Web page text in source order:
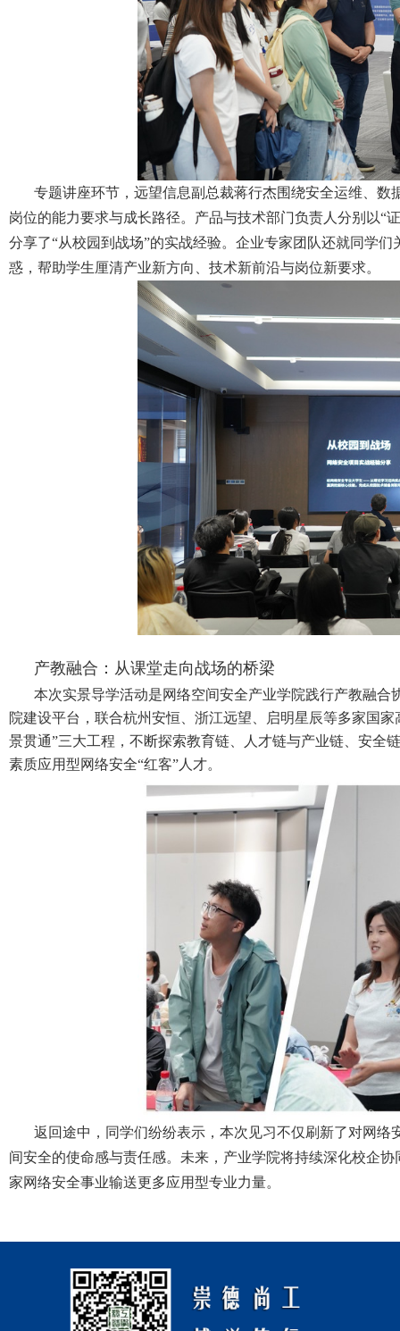
专题讲座环节，远望信息副总裁蒋行杰围绕安全运维、
岗位的能力要求与成长路径。产品与技术部门负责人分别以“
分享了“从校园到战场”的实战经验。企业专家团队还就同学
惑，帮助学生厘清产业新方向、技术新前沿与岗位新要求。
产教融合：从课堂走向战场的桥梁
本次实景导学活动是网络空间安全产业学院践行产教融
院建设平台，联合杭州安恒、浙江远望、启明星辰等多家国
景贯通”三大工程，不断探索教育链、人才链与产业链、安全
素质应用型网络安全“红客”人才。
返回途中，同学们纷纷表示，本次见习不仅刷新了对网
间安全的使命感与责任感。未来，产业学院将持续深化校企
家网络安全事业输送更多应用型专业力量。